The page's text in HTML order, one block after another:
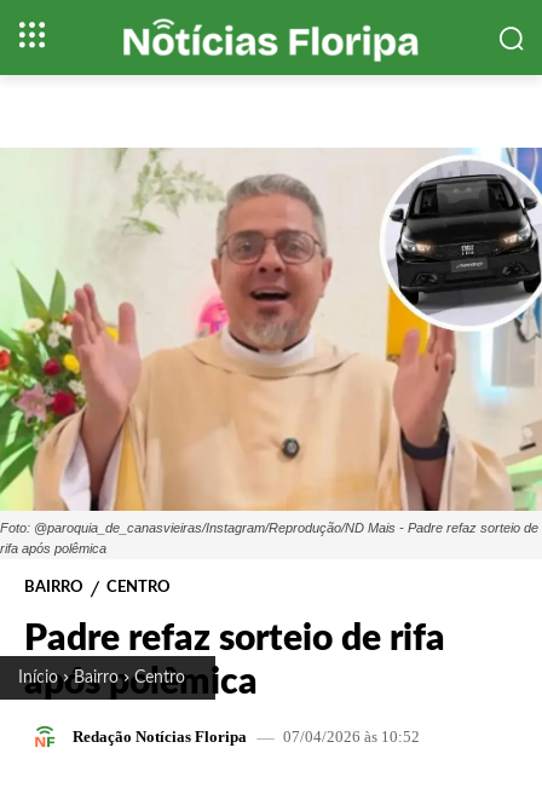
Início Bairro Centro
Foto: @paroquia_de_canasvieiras/Instagram/Reprodução/ND Mais - Padre refaz sorteio de
rifa após polêmica
BAIRRO CENTRO
Padre refaz sorteio de rifa
após polêmica
Redação Notícias Floripa 07/04/2026 às 10:52